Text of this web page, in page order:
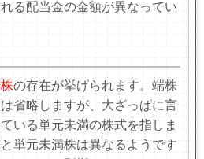
る配当金の金額が異なってい
の存在が挙げられます。端株
省略しますが、大ざっぱに言
いる単元未満の株式を指しま
単元未満株は異なるようです